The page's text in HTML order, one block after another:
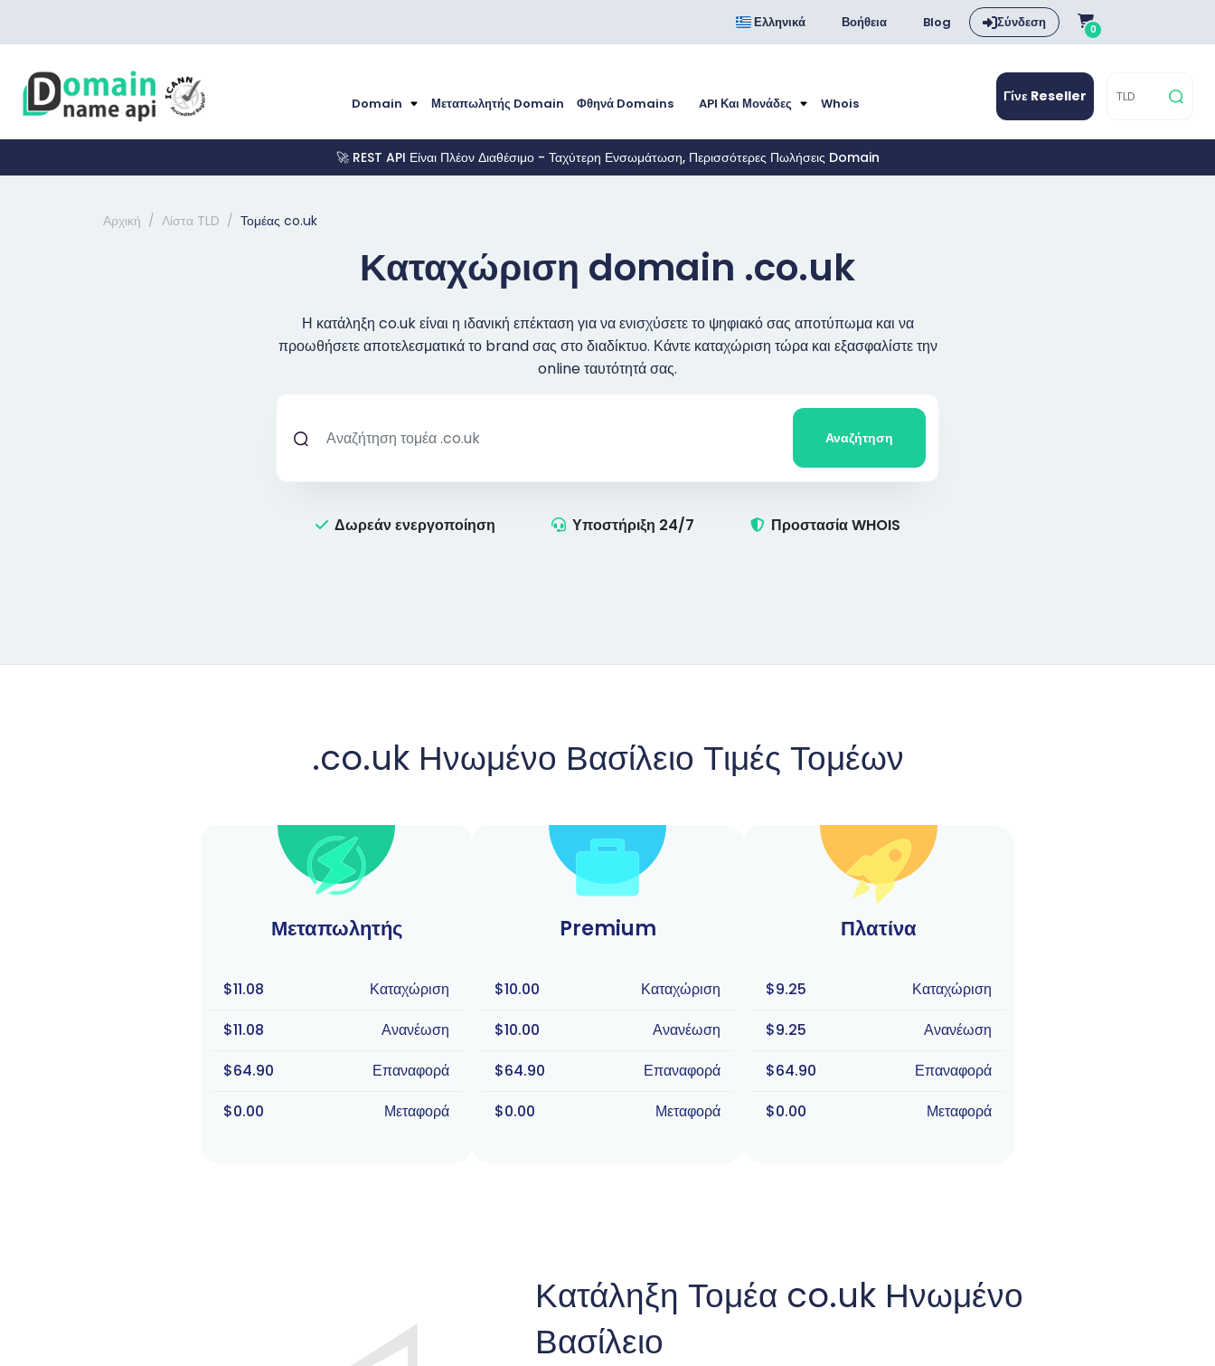
Ελληνικά Βοήθεια Blog Σύνδεση 0
Domain Μεταπωλητής Domain Φθηνά Domains API Και Μονάδες Whois Γίνε Reseller
🚀 REST API Είναι Πλέον Διαθέσιμο - Ταχύτερη Ενσωμάτωση, Περισσότερες Πωλήσεις Domain
Αρχική Λίστα TLD Τομέας co.uk
Καταχώριση domain .co.uk
Η κατάληξη co.uk είναι η ιδανική επέκταση για να ενισχύσετε το ψηφιακό σας αποτύπωμα και να
προωθήσετε αποτελεσματικά το brand σας στο διαδίκτυο. Κάντε καταχώριση τώρα και εξασφαλίστε την
online ταυτότητά σας.
Αναζήτηση
Δωρεάν ενεργοποίηση Υποστήριξη 24/7 Προστασία WHOIS
.co.uk Ηνωμένο Βασίλειο Τιμές Τομέων
Μεταπωλητής
$11.08
Καταχώριση
$11.08
Ανανέωση
$64.90
Επαναφορά
$0.00
Μεταφορά
Premium
$10.00
Καταχώριση
$10.00
Ανανέωση
$64.90
Επαναφορά
$0.00
Μεταφορά
Πλατίνα
$9.25
Καταχώριση
$9.25
Ανανέωση
$64.90
Επαναφορά
$0.00
Μεταφορά
Κατάληξη Τομέα co.uk Ηνωμένο
Βασίλειο